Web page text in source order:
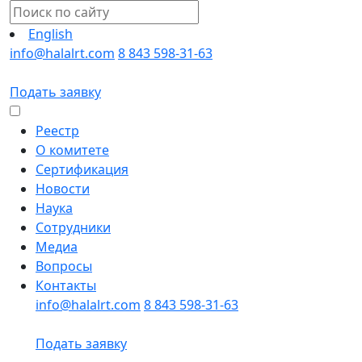
English
info@halalrt.com 8 843 598-31-63
Подать заявку
Реестр
О комитете
Сертификация
Новости
Наука
Сотрудники
Медиа
Вопросы
Контакты
info@halalrt.com 8 843 598-31-63
Подать заявку